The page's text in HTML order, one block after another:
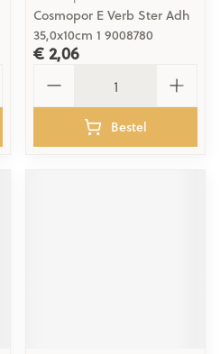
Cosmopor E Verb Ster Adh
35,0x10cm 1 9008780
€ 2,06
Bestel